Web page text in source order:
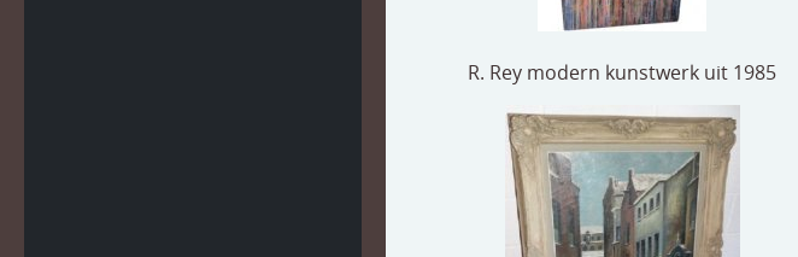
R. Rey modern kunstwerk uit 1985